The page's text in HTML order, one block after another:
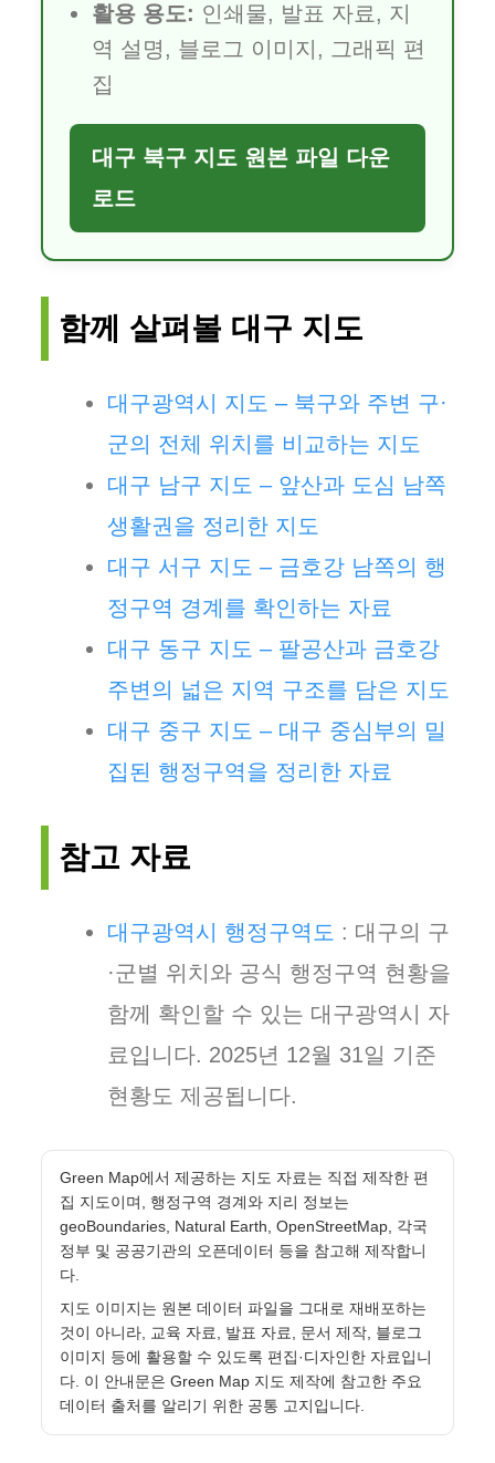
활용 용도: 인쇄물, 발표 자료, 지
역 설명, 블로그 이미지, 그래픽 편
집
대구 북구 지도 원본 파일 다운
로드
함께 살펴볼 대구 지도
대구광역시 지도 – 북구와 주변 구·
군의 전체 위치를 비교하는 지도
대구 남구 지도 – 앞산과 도심 남쪽
생활권을 정리한 지도
대구 서구 지도 – 금호강 남쪽의 행
정구역 경계를 확인하는 자료
대구 동구 지도 – 팔공산과 금호강
주변의 넓은 지역 구조를 담은 지도
대구 중구 지도 – 대구 중심부의 밀
집된 행정구역을 정리한 자료
참고 자료
대구광역시 행정구역도 : 대구의 구
·군별 위치와 공식 행정구역 현황을
함께 확인할 수 있는 대구광역시 자
료입니다. 2025년 12월 31일 기준
현황도 제공됩니다.
Green Map에서 제공하는 지도 자료는 직접 제작한 편
집 지도이며, 행정구역 경계와 지리 정보는
geoBoundaries, Natural Earth, OpenStreetMap, 각국
정부 및 공공기관의 오픈데이터 등을 참고해 제작합니
다.
지도 이미지는 원본 데이터 파일을 그대로 재배포하는
것이 아니라, 교육 자료, 발표 자료, 문서 제작, 블로그
이미지 등에 활용할 수 있도록 편집·디자인한 자료입니
다. 이 안내문은 Green Map 지도 제작에 참고한 주요
데이터 출처를 알리기 위한 공통 고지입니다.